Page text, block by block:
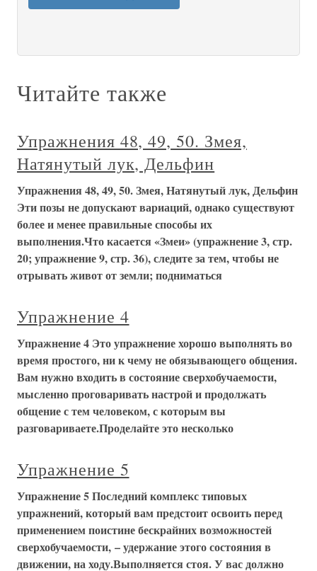
Читайте также
Упражнения 48, 49, 50. Змея,
Натянутый лук, Дельфин
Упражнения 48, 49, 50. Змея, Натянутый лук, Дельфин
Эти позы не допускают вариаций, однако существуют
более и менее правильные способы их
выполнения.Что касается «Змеи» (упражнение 3, стр.
20; упражнение 9, стр. 36), следите за тем, чтобы не
отрывать живот от земли; подниматься
Упражнение 4
Упражнение 4 Это упражнение хорошо выполнять во
время простого, ни к чему не обязывающего общения.
Вам нужно входить в состояние сверхобучаемости,
мысленно проговаривать настрой и продолжать
общение с тем человеком, с которым вы
разговариваете.Проделайте это несколько
Упражнение 5
Упражнение 5 Последний комплекс типовых
упражнений, который вам предстоит освоить перед
применением поистине бескрайних возможностей
сверхобучаемости, – удержание этого состояния в
движении, на ходу.Выполняется стоя. У вас должно